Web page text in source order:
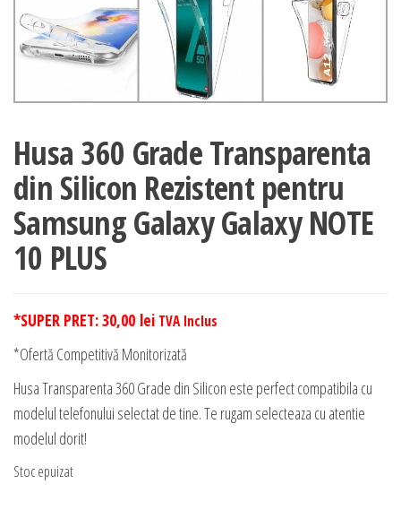
Husa 360 Grade Transparenta
din Silicon Rezistent pentru
Samsung Galaxy Galaxy NOTE
10 PLUS
*SUPER PRET:30,00 lei TVA Inclus
*Ofertă Competitivă Monitorizată
Husa Transparenta 360 Grade din Silicon este perfect compatibila cu
modelul telefonului selectat de tine. Te rugam selecteaza cu atentie
modelul dorit!
Stoc epuizat